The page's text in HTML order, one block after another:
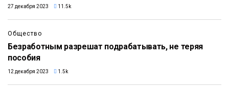
27 декабря 2023 11.5k
Общество
Безработным разрешат подрабатывать, не теряя
пособия
12 декабря 2023 1.5k